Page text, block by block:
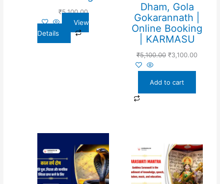
₹5,100.00
View
Details
Dham, Gola
Gokarannath |
Online Booking
| KARMASU
₹5,100.00 ₹3,100.00
Add to cart